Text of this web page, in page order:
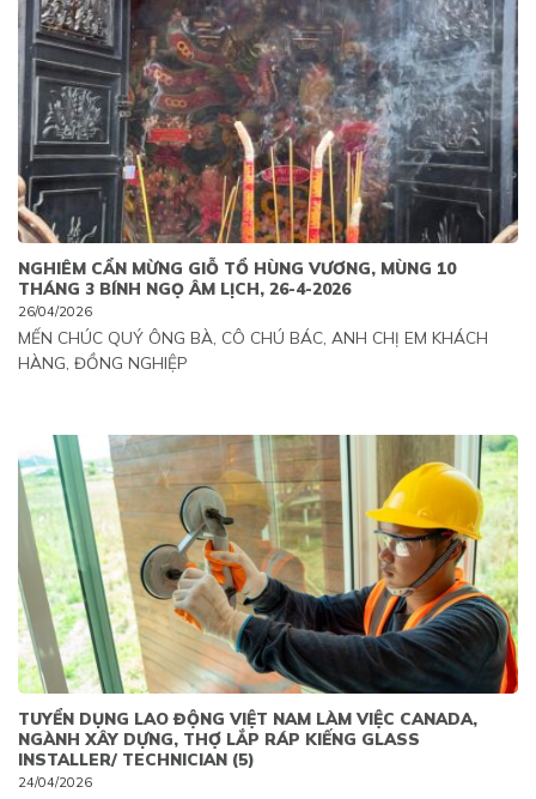
NGHIÊM CẨN MỪNG GIỖ TỔ HÙNG VƯƠNG, MÙNG 10
THÁNG 3 BÍNH NGỌ ÂM LỊCH, 26-4-2026
26/04/2026
MẾN CHÚC QUÝ ÔNG BÀ, CÔ CHÚ BÁC, ANH CHỊ EM KHÁCH
HÀNG, ĐỒNG NGHIỆP
TUYỂN DỤNG LAO ĐỘNG VIỆT NAM LÀM VIỆC CANADA,
NGÀNH XÂY DỰNG, THỢ LẮP RÁP KIẾNG GLASS
INSTALLER/ TECHNICIAN (5)
24/04/2026